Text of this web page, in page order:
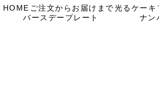
HOME ご注文からお届けまで光るケーキ
バースデープレート
ナン